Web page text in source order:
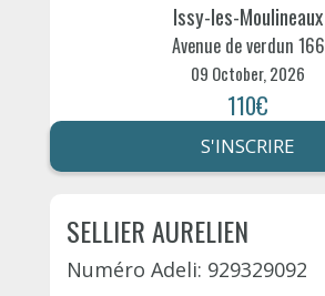
Issy-les-Moulineaux
Avenue de verdun 166
09 October, 2026
110€
S'INSCRIRE
SELLIER AURELIEN
Numéro Adeli: 929329092